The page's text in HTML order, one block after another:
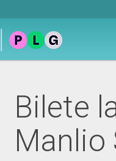
Bilete
Manlio